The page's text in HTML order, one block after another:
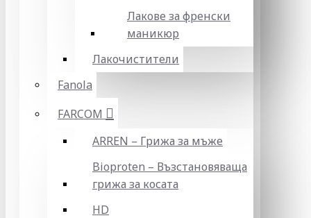
Лакове за френски
маникюр
Лакочистители
Fanola
FARCOM
ARREN – Грижа за мъже
Bioproten – Възстановяваща
грижа за косата
HD